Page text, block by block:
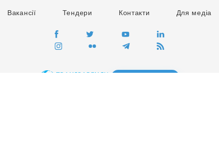
Вакансії Тендери Контакти Для медіа